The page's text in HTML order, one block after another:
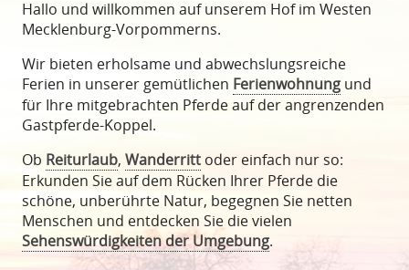
Hallo und willkommen auf unserem Hof im Westen
Mecklenburg-Vorpommerns.
Wir bieten erholsame und abwechslungsreiche
Ferien in unserer gemütlichen Ferienwohnung und
für Ihre mitgebrachten Pferde auf der angrenzenden
Gastpferde-Koppel.
Ob Reiturlaub, Wanderritt oder einfach nur so:
Erkunden Sie auf dem Rücken Ihrer Pferde die
schöne, unberührte Natur, begegnen Sie netten
Menschen und entdecken Sie die vielen
Sehenswürdigkeiten der Umgebung.